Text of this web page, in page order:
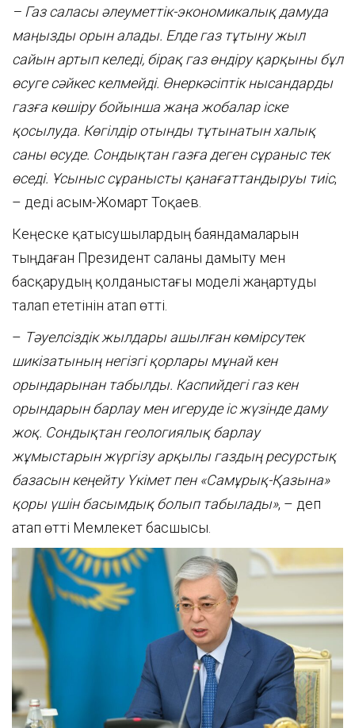
– Газ саласы әлеуметтік-экономикалық дамуда
маңызды орын алады. Елде газ тұтыну жыл
сайын артып келеді, бірақ газ өндіру қарқыны бұл
өсуге сәйкес келмейді. Өнеркәсіптік нысандарды
газға көшіру бойынша жаңа жобалар іске
қосылуда. Көгілдір отынды тұтынатын халық
саны өсуде. Сондықтан газға деген сұраныс тек
өседі. Ұсыныс сұранысты қанағаттандыруы тиіс,
– деді Қасым-Жомарт Тоқаев.
Кеңеске қатысушылардың баяндамаларын
тыңдаған Президент саланы дамыту мен
басқарудың қолданыстағы моделі жаңартуды
талап ететінін атап өтті.
– Тәуелсіздік жылдарыашылғанкөмірсутек
шикізатының негізгіқорларымұнай кен
орындарынан табылды. Каспийдегі газ кен
орындарын барлау мен игеруде іс жүзіндедаму
жоқ. Сондықтан геологиялық барлау
жұмыстарын жүргізу арқылы газдың ресурстық
базасын кеңейту Үкімет пен «Самұрық-Қазына»
қоры үшін басымдық болып табылады», – деп
атап өтті Мемлекет басшысы.